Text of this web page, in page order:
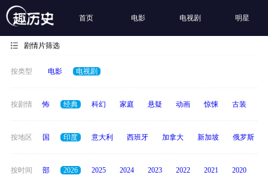
首页 电影 电视剧 明星
剧情片筛选
按类型 电影 电视剧
按剧情
冒险 恐怖 经典 科幻 家庭 悬疑 动画 惊悚 古装
按地区
德国 泰国 印度 意大利 西班牙 加拿大 新加坡 俄罗斯
按时间 全部 2026 2025 2024 2023 2022 2021 2020